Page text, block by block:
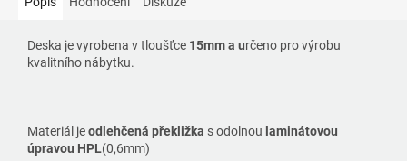
Deska je vyrobena v tloušťce 15mm a určeno pro výrobu
kvalitního nábytku.
Materiál jeodlehčená překližka s odolnou laminátovou
úpravou HPL(0,6mm)